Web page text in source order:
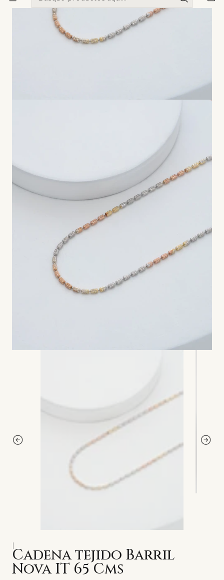
|
Cadena tejido Barril
Nova IT 65 Cms